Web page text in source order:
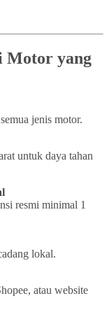
yang
jenis motor.
untuk daya tahan
resmi minimal 1
lokal.
atau website